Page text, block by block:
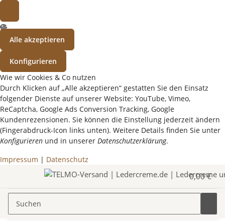
Alle akzeptieren
Konfigurieren
Wie wir Cookies & Co nutzen
Durch Klicken auf „Alle akzeptieren“ gestatten Sie den Einsatz
folgender Dienste auf unserer Website: YouTube, Vimeo,
ReCaptcha, Google Ads Conversion Tracking, Google
Kundenrezensionen. Sie können die Einstellung jederzeit ändern
(Fingerabdruck-Icon links unten). Weitere Details finden Sie unter
Konfigurieren und in unserer Datenschutzerklärung.
Impressum | Datenschutz
0,00 €